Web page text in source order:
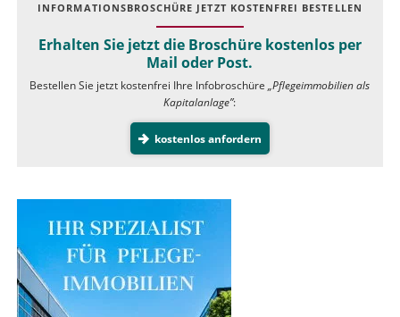
INFOR­MATIONS­BROSCHÜRE JETZT KOSTEN­FREI BESTELLEN
Erhalten Sie jetzt die Broschüre kostenlos per
Mail oder Post.
Bestellen Sie jetzt kostenfrei Ihre Infobroschüre„Pflegeimmobilien als
Kapitalanlage”:
kostenlos anfordern